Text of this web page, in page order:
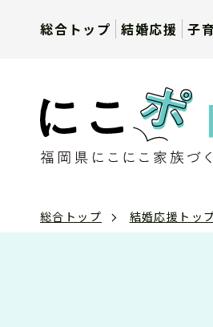
総合トップ 結婚応援 子
総合トップ 結婚応援トッ